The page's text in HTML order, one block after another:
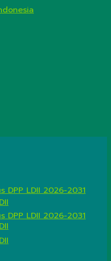
DPP LDII 2026-2031
DPP LDII 2026-2031